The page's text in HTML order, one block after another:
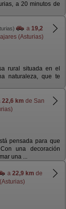
a 20 minutos de
a 19,2
(Asturias)
rural situada en el
naturaleza, que te
22,6 km de San
pensada para que
una decoración
una ...
a 22,9 km de